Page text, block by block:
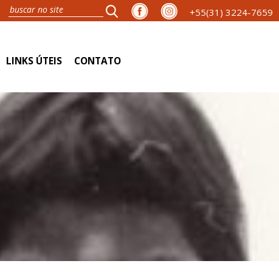
+55(31) 3224-7659
LINKS ÚTEIS CONTATO